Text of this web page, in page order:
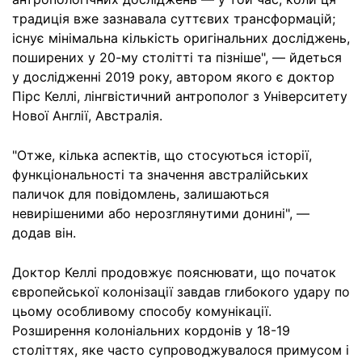
традиція вже зазнавала суттєвих трансформацій;
існує мінімальна кількість оригінальних досліджень,
поширених у 20-му столітті та пізніше", — йдеться
у дослідженні 2019 року, автором якого є доктор
Пірс Келлі, лінгвістичний антрополог з Університету
Нової Англії, Австралія.
"Отже, кілька аспектів, що стосуються історії,
функціональності та значення австралійських
паличок для повідомлень, залишаються
невирішеними або нерозглянутими донині", —
додав він.
Доктор Келлі продовжує пояснювати, що початок
європейської колонізації завдав глибокого удару по
цьому особливому способу комунікації.
Розширення колоніальних кордонів у 18-19
століттях, яке часто супроводжувалося примусом і